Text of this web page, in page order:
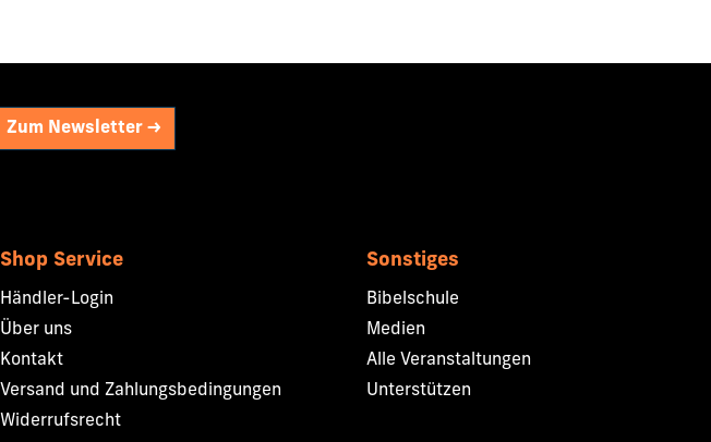
Zum Newsletter ->
Shop Service
Händler-Login
Über uns
Kontakt
Versand und Zahlungsbedingungen
Widerrufsrecht
Sonstiges
Bibelschule
Medien
Alle Veranstaltungen
Unterstützen